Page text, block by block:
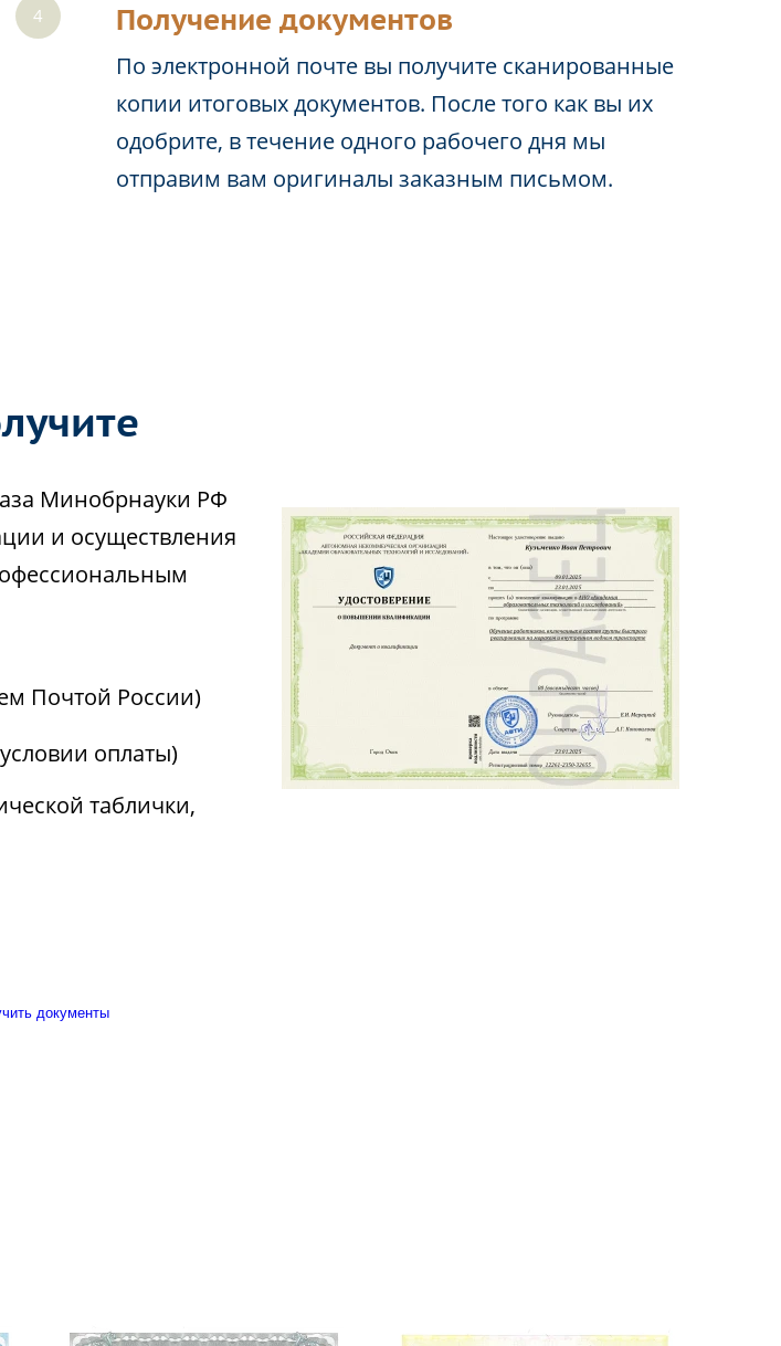
Получение документов
По электронной почте вы получите сканированные
копии итоговых документов. После того как вы их
одобрите, в течение одного рабочего дня мы
отправим вам оригиналы заказным письмом.
Минобрнауки РФ
и осуществления
Почтой России)
оплаты)
таблички,
документы